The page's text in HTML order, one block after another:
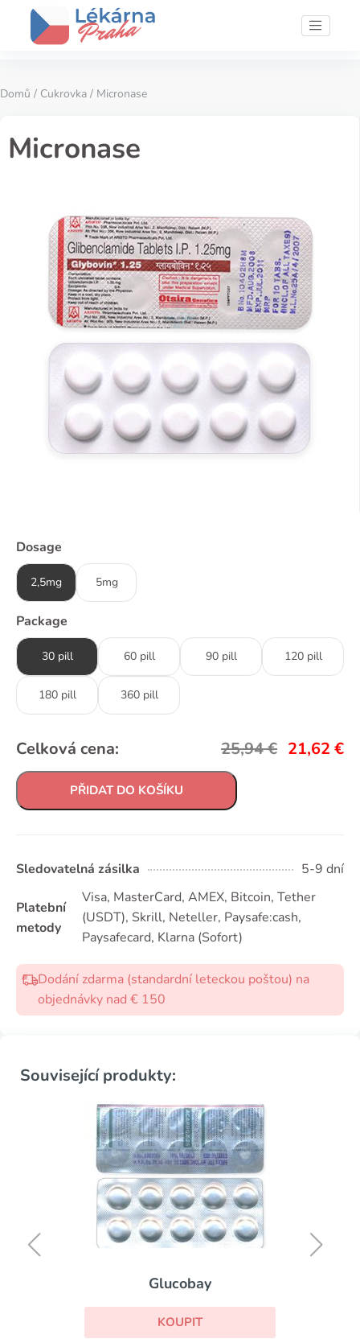
Domů / Cukrovka / Micronase
Micronase
Dosage
2,5mg 5mg
Package
30 pill 60 pill 90 pill 120 pill
180 pill 360 pill
Celková cena: 25,94€ 21,62 €
PŘIDAT DO KOŠÍKU
Sledovatelná zásilka 5-9 dní
Platební
metody
Visa, MasterCard, AMEX, Bitcoin, Tether
(USDТ), Skrill, Neteller, Paysafe:cash,
Paysafecard, Klarna (Sofort)
Dodání zdarma (standardní leteckou poštou) na
objednávky nad € 150
Související produkty:
Glucobay
KOUPIT